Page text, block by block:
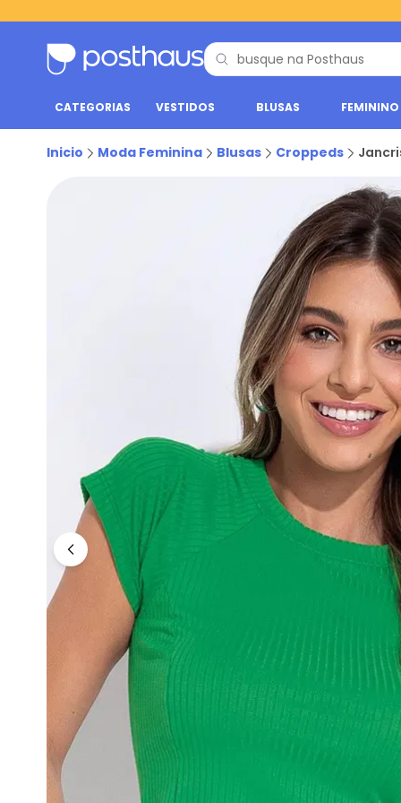
CATEGORIAS VESTIDOS BLUSAS FEMININO
Inicio Moda Feminina Blusas Croppeds